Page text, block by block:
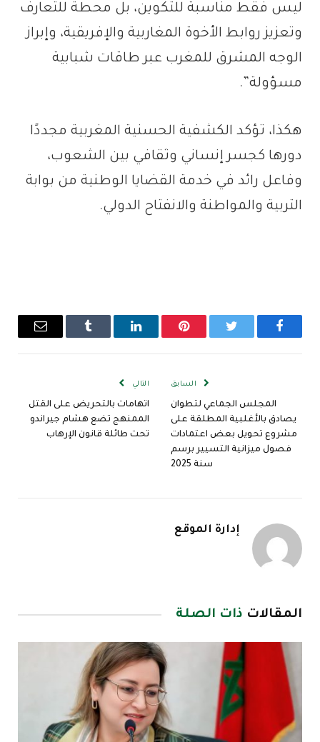
ليس فقط مناسبة للتكوين، بل محطة للتعارف
وتعزيز روابط الأخوة المغاربية والإفريقية، وإبراز
الوجه المشرق للمغرب عبر طاقات شبابية
مسؤولة”.
هكذا، تؤكد الكشفية الحسنية المغربية مجددًا
دورها كجسر إنساني وثقافي بين الشعوب،
وفاعل رائد في خدمة القضايا الوطنية من بوابة
التربية والمواطنة والانفتاح الدولي.
فيسبوك تويتر بينتيريستلينكدإن Tumblr
البريد
السابق
المجلس الجماعي لتطوان
يصادق بالأغلبية المطلقة على
مشروع تحويل بعض اعتمادات
فصول ميزانية التسيير برسم
سنة 2025
التالي
اتهامات بالتحريض على القتل
الممنهج تضع هشام جيراندو
تحت طائلة قانون الإرهاب
إدارة الموقع
المقالات ذات الصلة